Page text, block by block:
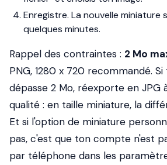
Enregistre. La nouvelle miniature
quelques minutes.
Rappel des contraintes : 2 Mo
PNG, 1280 x 720 recommandé.
dépasse 2 Mo, réexporte en JPG
qualité : en taille miniature, la
Et si l'option de miniature
pas, c'est que ton compte n'est
par téléphone dans les